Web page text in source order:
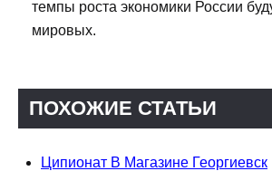
темпы роста экономики России
мировых.
ПОХОЖИЕ СТАТЬИ
Ципионат В Магазине Георгиевск